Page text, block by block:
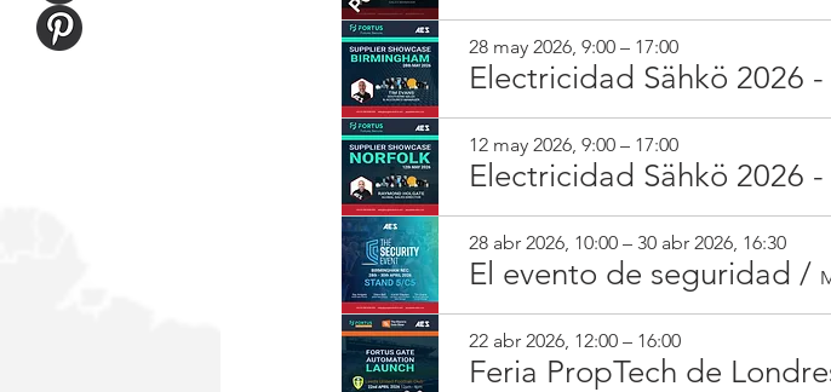
28 may 2026, 9:00 – 17:00
Electricidad Sähkö 2026
12 may 2026, 9:00 – 17:00
Electricidad Sähkö 2026
28 abr 2026, 10:00 – 30 abr 2026, 16:30
El evento de seguridad /
22 abr 2026, 12:00 – 16:00
Feria PropTech de